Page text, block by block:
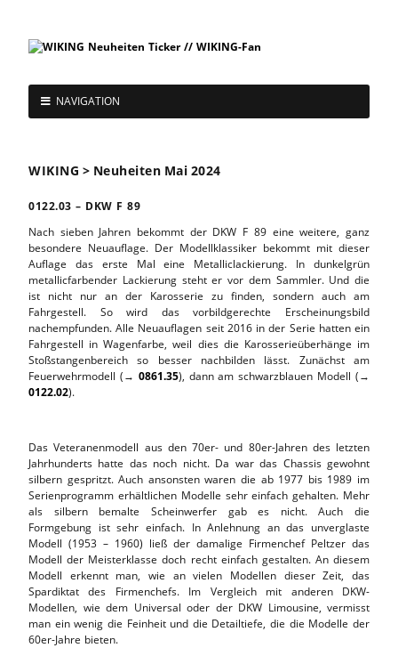
NAVIGATION
WIKING > Neuheiten Mai 2024
0122.03 – DKW F 89
Nach sieben Jahren bekommt der DKW F 89 eine weitere, ganz
besondere Neuauflage. Der Modellklassiker bekommt mit dieser
Auflage das erste Mal eine Metalliclackierung. In dunkelgrün
metallicfarbender Lackierung steht er vor dem Sammler. Und die
ist nicht nur an der Karosserie zu finden, sondern auch am
Fahrgestell. So wird das vorbildgerechte Erscheinungsbild
nachempfunden. Alle Neuauflagen seit 2016 in der Serie hatten ein
Fahrgestell in Wagenfarbe, weil dies die Karosserieüberhänge im
Stoßstangenbereich so besser nachbilden lässt. Zunächst am
Feuerwehrmodell (→ 0861.35), dann am schwarzblauen Modell (→
0122.02).
Das Veteranenmodell aus den 70er- und 80er-Jahren des letzten
Jahrhunderts hatte das noch nicht. Da war das Chassis gewohnt
silbern gespritzt. Auch ansonsten waren die ab 1977 bis 1989 im
Serienprogramm erhältlichen Modelle sehr einfach gehalten. Mehr
als silbern bemalte Scheinwerfer gab es nicht. Auch die
Formgebung ist sehr einfach. In Anlehnung an das unverglaste
Modell (1953 – 1960) ließ der damalige Firmenchef Peltzer das
Modell der Meisterklasse doch recht einfach gestalten. An diesem
Modell erkennt man, wie an vielen Modellen dieser Zeit, das
Spardiktat des Firmenchefs. Im Vergleich mit anderen DKW-
Modellen, wie dem Universal oder der DKW Limousine, vermisst
man ein wenig die Feinheit und die Detailtiefe, die die Modelle der
60er-Jahre bieten.